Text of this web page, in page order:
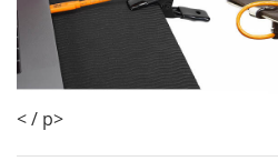
< / p>